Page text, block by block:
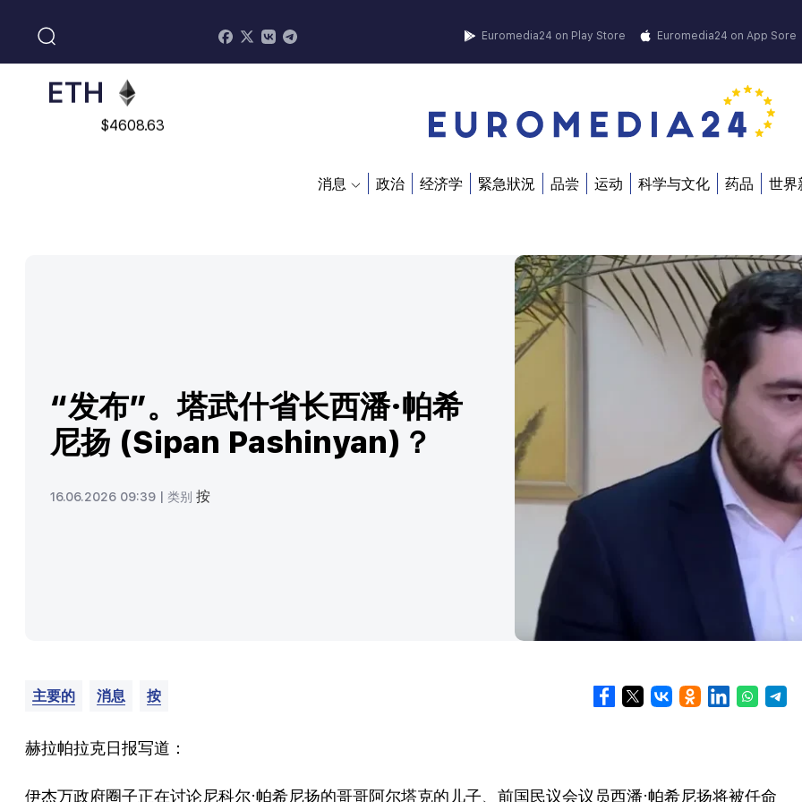
Euromedia24 on Play Store Euromedia24 on App Sore
ETH
$4608.63
SOL
$213.76
消息 政治 经济学 緊急狀況 品尝 运动 科学与文化 药品 世界
“发布”。塔武什省长西潘·帕希
尼扬 (Sipan Pashinyan)？
16.06.2026 09:39 | 类别 按
主要的 消息 按
赫拉帕拉克日报写道：
伊杰万政府圈子正在讨论尼科尔·帕希尼扬的哥哥阿尔塔克的儿子、前国民议会议员西潘·帕希尼扬将被任命